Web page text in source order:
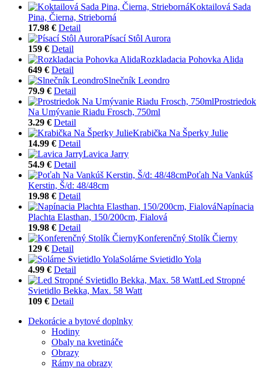
Koktailová Sada
Pina, Čierna, Strieborná
17.98 € Detail
Písací Stôl Aurora
159 € Detail
Rozkladacia Pohovka Alida
649 € Detail
Slnečník Leondro
79.9 € Detail
Prostriedok
Na Umývanie Riadu Frosch, 750ml
3.29 € Detail
Krabička Na Šperky Julie
14.99 € Detail
Lavica Jarry
54.9 € Detail
Poťah Na Vankúš
Kerstin, Š/d: 48/48cm
19.98 € Detail
Napínacia
Plachta Elasthan, 150/200cm, Fialová
19.98 € Detail
Konferenčný Stolík Čierny
129 € Detail
Solárne Svietidlo Yola
4.99 € Detail
Led Stropné
Svietidlo Bekka, Max. 58 Watt
109 € Detail
Dekorácie a bytové doplnky
Hodiny
Obaly na kvetináče
Obrazy
Rámy na obrazy